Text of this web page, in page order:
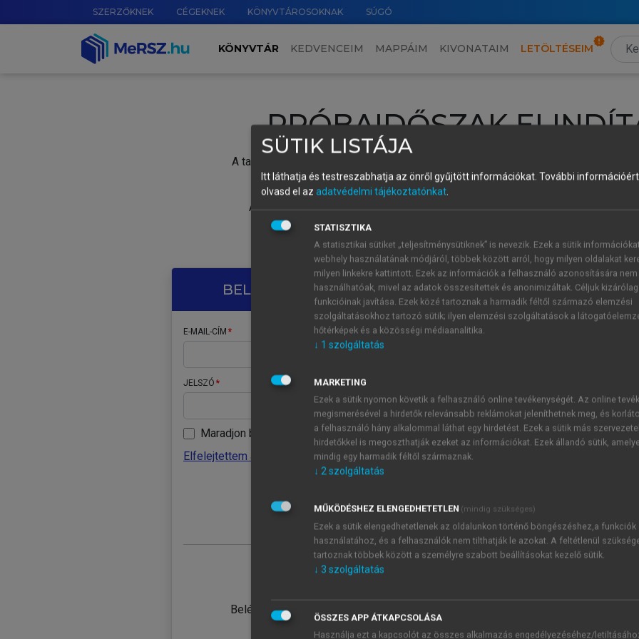
SZERZŐKNEK CÉGEKNEK KÖNYVTÁROSOKNAK SÚGÓ
KÖNYVTÁR KEDVENCEIM MAPPÁIM KIVONATAIM LETÖLTÉSEIM
PRÓBAIDŐSZAK
A tartalom megtekintéséhez lépj be a saját fiókoddal, iskolai azonosítóddal vagy
Új felhasználóként1 óra díjmentes hozzáférésrevagy
A próbaidőszak elindításához,
vagy hozz
A regisztráció után a
BELÉPÉS SAJÁT FIÓKKAL
E-MAIL-CÍM
JELSZÓ
Maradjon belépve
Elfelejtettem a jelszavamat
Belépés intézményi azonosítóval
ÚJ FIÓK
1 óra
JELSZÓ
Kérek értesítést a MeRSZ
Kérek értesítést az
SÜTIK LISTÁJA
Itt láthatja és testreszabhatja az önről gyűjtött információkat. További
olvasd el az adatvédelmi tájékoztatónkat.
STATISZTIKA
A statisztikai sütiket „teljesítménysütiknek” is nevezik. Ezek a sütik
webhely használatának módjáról, többek között arról, hogy milyen oldalakat
milyen linkekre kattintott. Ezek az információk a felhasználó azonosítására nem
használhatóak, mivel az adatok összesítettek és anonimizáltak. Céljuk
funkcióinak javítása. Ezek közé tartoznak a harmadik féltől származó elemzési
szolgáltatásokhoz tartozó sütik; ilyen elemzési szolgáltatások a
hőtérképek és a közösségi médiaanalitika.
↓ 1 szolgáltatás
MARKETING
Ezek a sütik nyomon követik a felhasználó online tevékenységét. Az online
megismerésével a hirdetők relevánsabb reklámokat jeleníthetnek meg, és
a felhasználó hány alkalommal láthat egy hirdetést. Ezek a sütik más
hirdetőkkel is megoszthatják ezeket az információkat. Ezek állandó sütik,
mindig egy harmadik féltől származnak.
↓ 2szolgáltatás
MŰKÖDÉSHEZ ELENGEDHETETLEN (mindig szükséges)
Ezek a sütik elengedhetetlenek az oldalunkon történő böngészéshez,a funkciók
használatához, és a felhasználók nem tilthatják le azokat. A feltétlenül
tartoznak többek között a személyre szabott beállításokat kezelő sütik.
↓ 3 szolgáltatás
ÖSSZES APP ÁTKAPCSOLÁSA
Használja ezt a kapcsolót az összes alkalmazás engedélyezéséhez/